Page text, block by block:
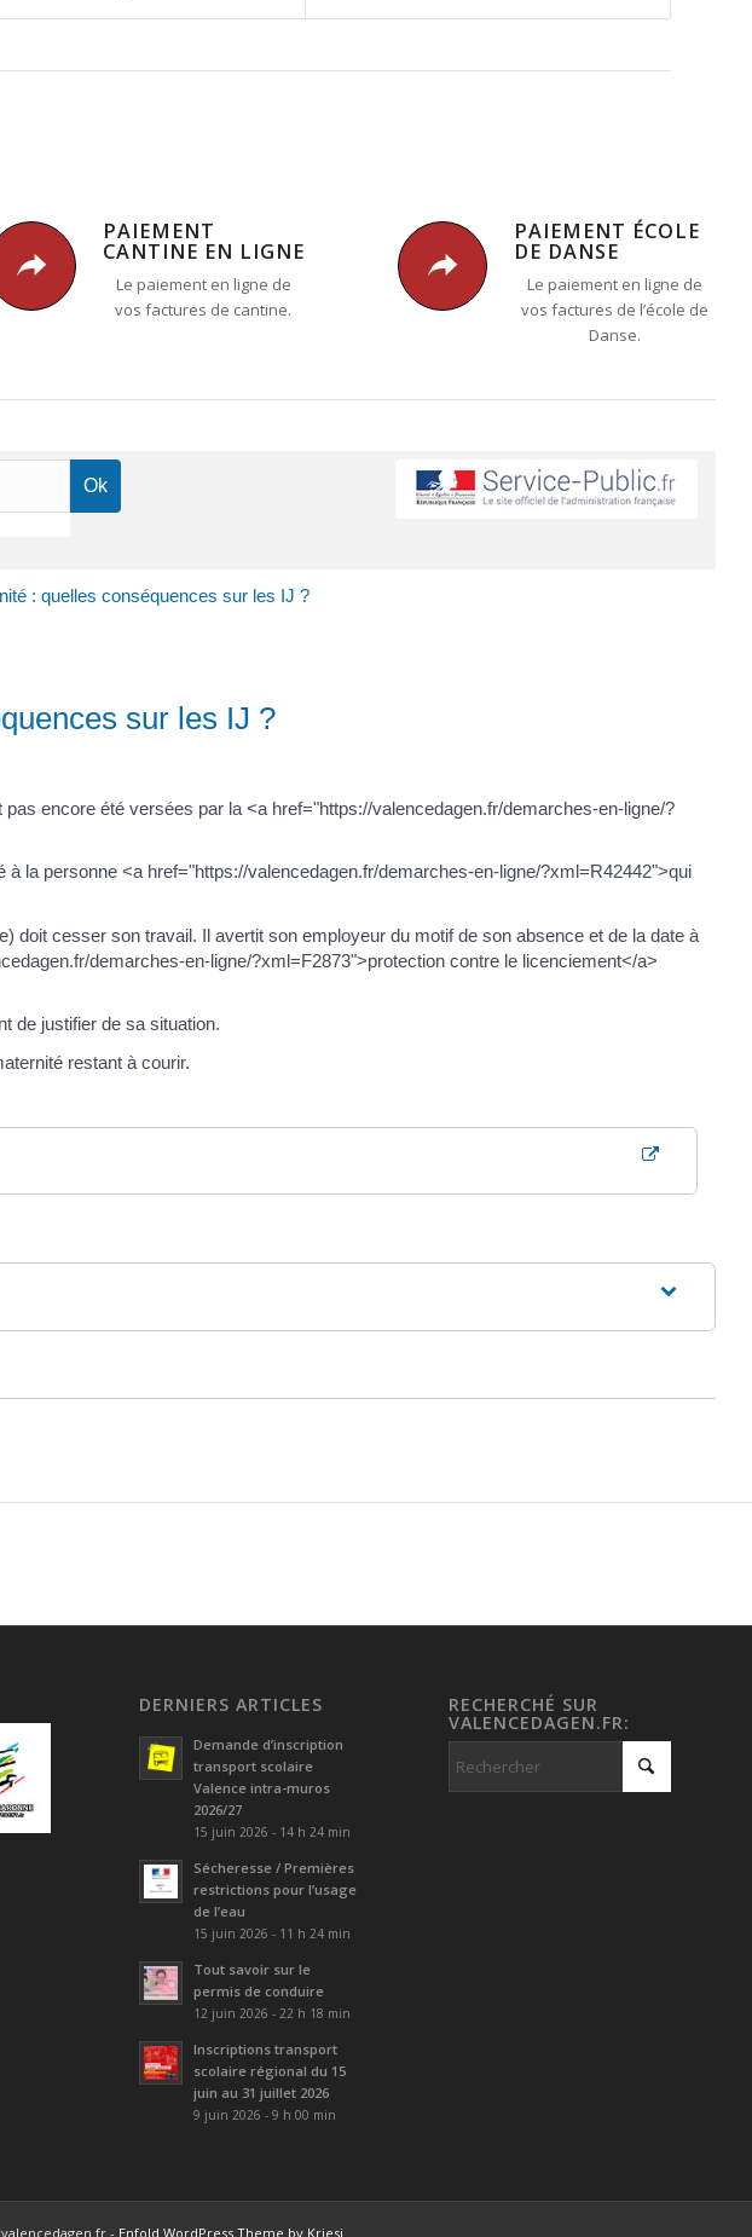
PAIEMENT
CANTINE EN LIGNE
Le paiement en ligne de
vos factures de cantine.
PAIEMENT ÉCOLE
DE DANSE
Le paiement en ligne de
vos factures de l’école de
Danse.
: quelles conséquences sur les IJ ?
sur les IJ ?
encore été versées par la <a href="https://valencedagen.fr/demarches-en-ligne/?
la personne <a href="https://valencedagen.fr/demarches-en-ligne/?xml=R42442">qui
doit cesser son travail. Il avertit son employeur du motif de son absence et de la date à
demarches-en-ligne/?xml=F2873">protection contre le licenciement</a>
de justifier de sa situation.
restant à courir.
DERNIERS ARTICLES
Demande d’inscription
transport scolaire
Valence intra-muros
2026/27
15 juin 2026 - 14 h 24 min
Sécheresse / Premières
restrictions pour l’usage
de l’eau
15 juin 2026 - 11 h 24 min
Tout savoir sur le
permis de conduire
12 juin 2026 - 22 h 18 min
Inscriptions transport
scolaire régional du 15
juin au 31 juillet 2026
9 juin 2026 - 9 h 00 min
RECHERCHÉ SUR
VALENCEDAGEN.FR:
- Enfold WordPress Theme by Kriesi